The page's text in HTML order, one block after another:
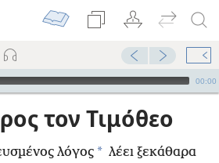
00:00
τον Τιμόθεο
λόγος * λέει ξεκάθαρα